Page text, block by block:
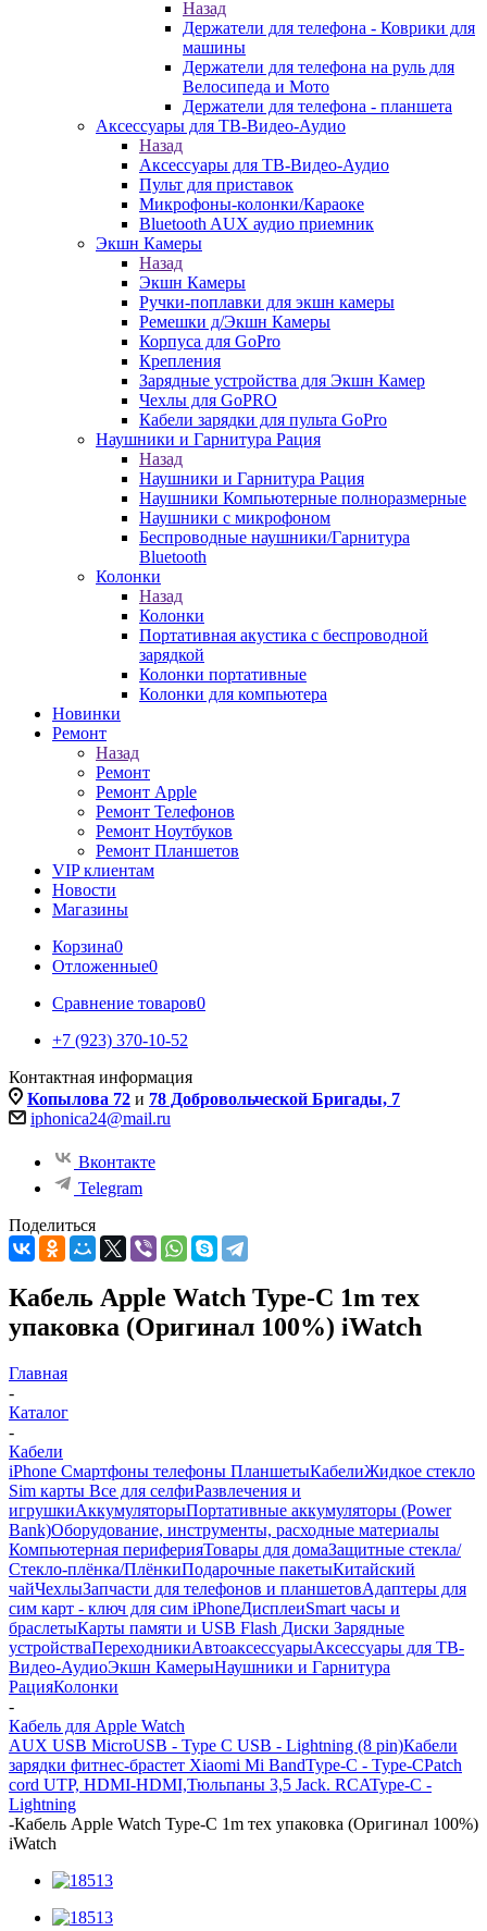
Назад
Держатели для телефона - Коврики для
машины
Держатели для телефона на руль для
Велосипеда и Мото
Держатели для телефона - планшета
Аксессуары для ТВ-Видео-Аудио
Назад
Аксессуары для ТВ-Видео-Аудио
Пульт для приставок
Микрофоны-колонки/Караоке
Bluetooth AUX аудио приемник
Экшн Камеры
Назад
Экшн Камеры
Ручки-поплавки для экшн камеры
Ремешки д/Экшн Камеры
Корпуса для GoPro
Крепления
Зарядные устройства для Экшн Камер
Чехлы для GoPRO
Кабели зарядки для пульта GoPro
Наушники и Гарнитура Рация
Назад
Наушники и Гарнитура Рация
Наушники Компьютерные полноразмерные
Наушники с микрофоном
Беспроводные наушники/Гарнитура
Bluetooth
Колонки
Назад
Колонки
Портативная акустика с беспроводной
зарядкой
Колонки портативные
Колонки для компьютера
Новинки
Ремонт
Назад
Ремонт
Ремонт Apple
Ремонт Телефонов
Ремонт Ноутбуков
Ремонт Планшетов
VIP клиентам
Новости
Магазины
Корзина0
Отложенные0
Сравнение товаров0
+7 (923) 370-10-52
Контактная информация
Копылова 72 и 78 Добровольческой Бригады, 7
iphonica24@mail.ru
Вконтакте
Telegram
Поделиться
Кабель Apple Watch Type-C 1m тех
упаковка (Оригинал 100%) iWatch
Главная
-
Каталог
-
Кабели
iPhone Смартфоны телефоны ПланшетыКабелиЖидкое стекло
Sim карты Все для селфиРазвлечения и
игрушкиАккумуляторыПортативные аккумуляторы (Power
Bank)Оборудование, инструменты, расходные материалы
Компьютерная периферияТовары для домаЗащитные стекла/
Стекло-плёнка/ПлёнкиПодарочные пакетыКитайский
чайЧехлыЗапчасти для телефонов и планшетовАдаптеры для
сим карт - ключ для сим iPhoneДисплеиSmart часы и
браслетыКарты памяти и USB Flash Диски Зарядные
устройстваПереходникиАвтоаксессуарыАксессуары для ТВ-
Видео-АудиоЭкшн КамерыНаушники и Гарнитура
РацияКолонки
-
Кабель для Apple Watch
AUX USB MicroUSB - Type C USB - Lightning (8 pin)Кабели
зарядки фитнес-брастет Xiaomi Mi BandType-C - Type-CPatch
cord UTP, HDMI-HDMI,Тюльпаны 3,5 Jack. RCAType-C -
Lightning
-Кабель Apple Watch Type-C 1m тех упаковка (Оригинал 100%)
iWatch